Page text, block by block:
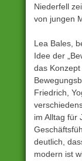
Niederfell
von jungen
Lea Bales,
Idee der
das
Friedrich,
im Alltag für
deutlich,
modern ist